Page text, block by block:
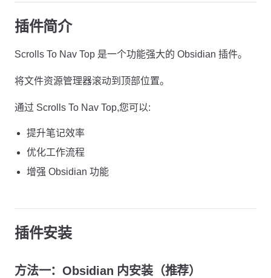
插件简介
Scrolls To Nav Top 是一个功能强大的 Obsidian 插件。
将文件资源管理器滚动到顶部位置。
通过 Scrolls To Nav Top,您可以:
提升笔记效率
优化工作流程
增强 Obsidian 功能
插件安装
方法一：Obsidian 内安装（推荐）